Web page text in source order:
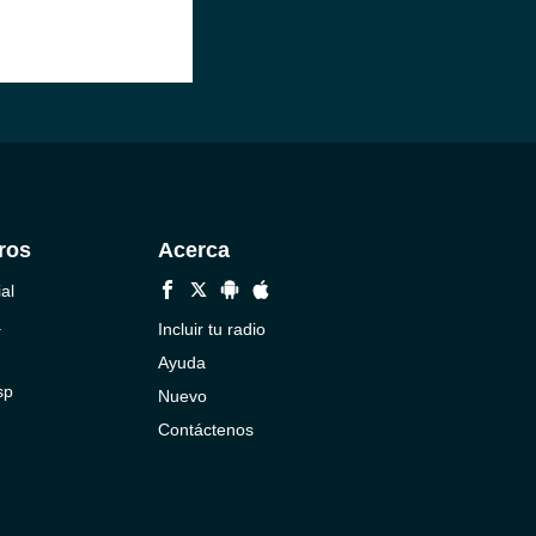
Acerca
Incluir tu radio
Ayuda
Nuevo
Contáctenos